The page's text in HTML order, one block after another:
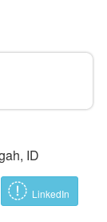
ID
LinkedIn